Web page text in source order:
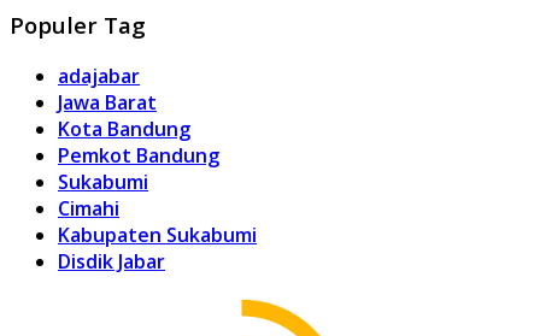
Populer Tag
adajabar
Jawa Barat
Kota Bandung
Pemkot Bandung
Sukabumi
Cimahi
Kabupaten Sukabumi
Disdik Jabar